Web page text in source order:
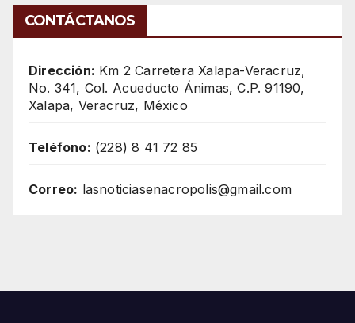
CONTÁCTANOS
Dirección: Km 2 Carretera Xalapa-Veracruz,
No. 341, Col. Acueducto Ánimas, C.P. 91190,
Xalapa, Veracruz, México
Teléfono: (228) 8 41 72 85
Correo: lasnoticiasenacropolis@gmail.com